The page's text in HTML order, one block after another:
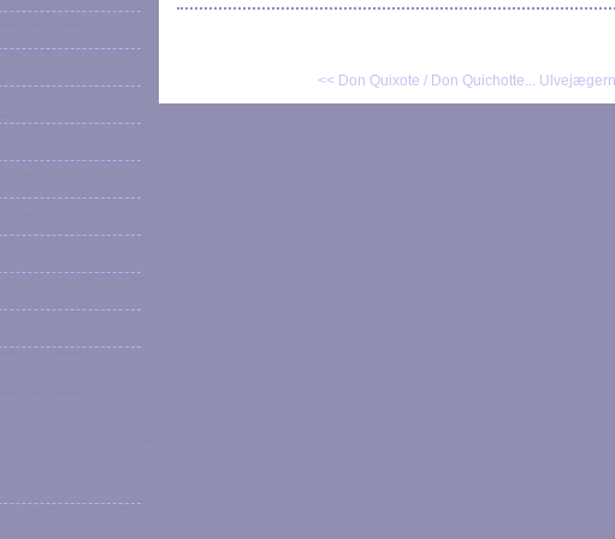
<< Don Quixote / Don Quichotte...